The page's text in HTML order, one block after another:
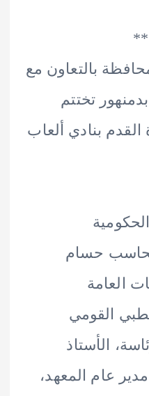
مع
تختتم
ألعاب
حسام
المعهد،